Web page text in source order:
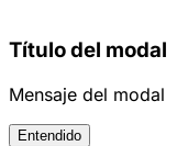
Título del modal
Mensaje del modal
Entendido